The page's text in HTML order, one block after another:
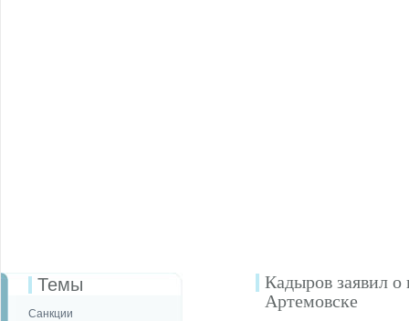
Темы
Санкции
Кадыров заявил о
Артемовске